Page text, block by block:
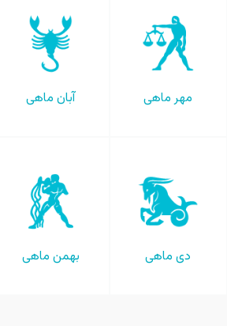
مهر ماهی آبان ماهی
دی ماهی بهمن ماهی